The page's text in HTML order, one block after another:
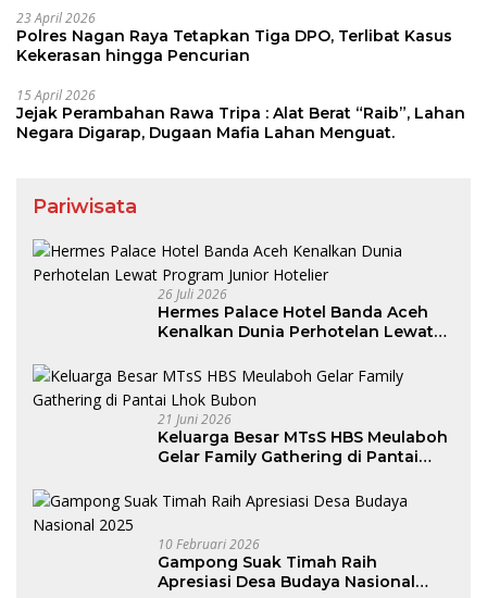
23 April 2026
Polres Nagan Raya Tetapkan Tiga DPO, Terlibat Kasus
Kekerasan hingga Pencurian
15 April 2026
Jejak Perambahan Rawa Tripa : Alat Berat “Raib”, Lahan
Negara Digarap, Dugaan Mafia Lahan Menguat.
Pariwisata
26 Juli 2026
Hermes Palace Hotel Banda Aceh
Kenalkan Dunia Perhotelan Lewat
21 Juni 2026
Keluarga Besar MTsS HBS Meulaboh
Gelar Family Gathering di Pantai
10 Februari 2026
Gampong Suak Timah Raih
Apresiasi Desa Budaya Nasional